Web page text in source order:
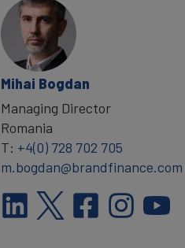
Mihai Bogdan
Managing Director
Romania
T: +4(0) 728 702 705
m.bogdan@brandfinance.com